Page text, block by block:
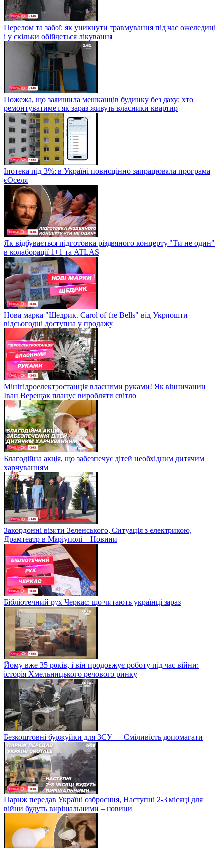
Перелом та забої: як уникнути травмування під час ожеледиці
і у скільки обійдеться лікування
Пожежа, що залишила мешканців будинку без даху: хто
ремонтуватиме і як зараз живуть власники квартир
Іпотека під 3%: в Україні повноцінно запрацювала програма
єОселя
Як відбувається підготовка різдвяного концерту "Ти не один"
в колаборації 1+1 та ATLAS
Нова марка "Щедрик. Carol of the Bells" від Укрпошти
відсьогодні доступна у продажу
Мінігідроелектростанція власними руками! Як вінничанин
Іван Верещак планує виробляти світло
Благодійна акція, що забезпечує дітей необхідним дитячим
харчуванням
Закордонні візити Зеленського, Ситуація з електрикою,
Драмтеатр в Маріуполі – Новини
Бібліотечний рух Черкас: що читають українці зараз
Йому вже 35 років, і він продовжує роботу під час війни:
історія Хмельницького речового ринку
Безкоштовні буржуйки для ЗСУ — Сміливість допомагати
Париж передав Україні озброєння, Наступні 2-3 місяці для
війни будуть вирішальними – новини